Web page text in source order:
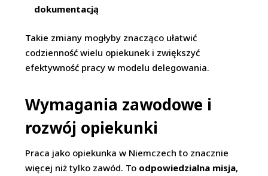
dokumentacją
Takie zmiany mogłyby znacząco ułatwić
codzienność wielu opiekunek i zwiększyć
efektywność pracy w modelu delegowania.
Wymagania zawodowe i
rozwój opiekunki
Praca jako opiekunka w Niemczech to znacznie
więcej niż tylko zawód. To odpowiedzialna misja,